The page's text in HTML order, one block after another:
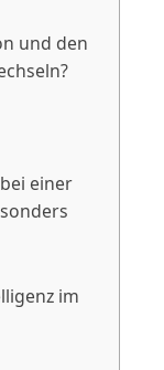
und den
einer
im